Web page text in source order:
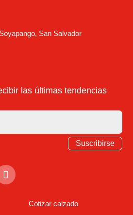
San Salvador
Cotizar calzado
las últimas tendencias
Suscribirse